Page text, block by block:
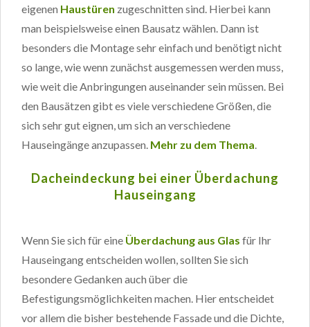
eigenen Haustüren zugeschnitten sind. Hierbei kann
man beispielsweise einen Bausatz wählen. Dann ist
besonders die Montage sehr einfach und benötigt nicht
so lange, wie wenn zunächst ausgemessen werden muss,
wie weit die Anbringungen auseinander sein müssen. Bei
den Bausätzen gibt es viele verschiedene Größen, die
sich sehr gut eignen, um sich an verschiedene
Hauseingänge anzupassen. Mehr zu dem Thema.
Dacheindeckung bei einer Überdachung
Hauseingang
Wenn Sie sich für eine Überdachung aus Glas für Ihr
Hauseingang entscheiden wollen, sollten Sie sich
besondere Gedanken auch über die
Befestigungsmöglichkeiten machen. Hier entscheidet
vor allem die bisher bestehende Fassade und die Dichte,